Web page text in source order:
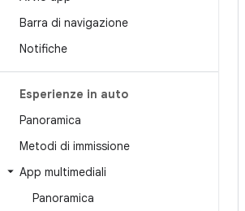
Barra di navigazione
Notifiche
Esperienze in auto
Panoramica
Metodi di immissione
App multimediali
Panoramica